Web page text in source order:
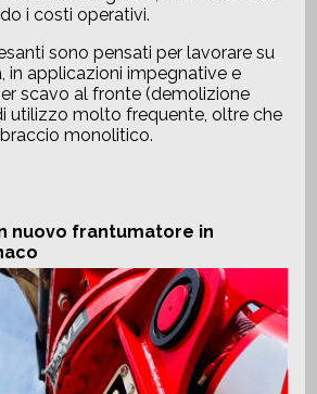
i costi operativi.
sono pensati per lavorare su
in applicazioni impegnative e
scavo al fronte (demolizione
utilizzo molto frequente, oltre che
monolitico.
nuovo frantumatore in